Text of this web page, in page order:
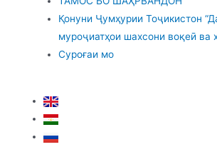
Қонуни Ҷумҳурии Тоҷикистон
муроҷиатҳои шахсони воқеӣ ва
Суроғаи мо